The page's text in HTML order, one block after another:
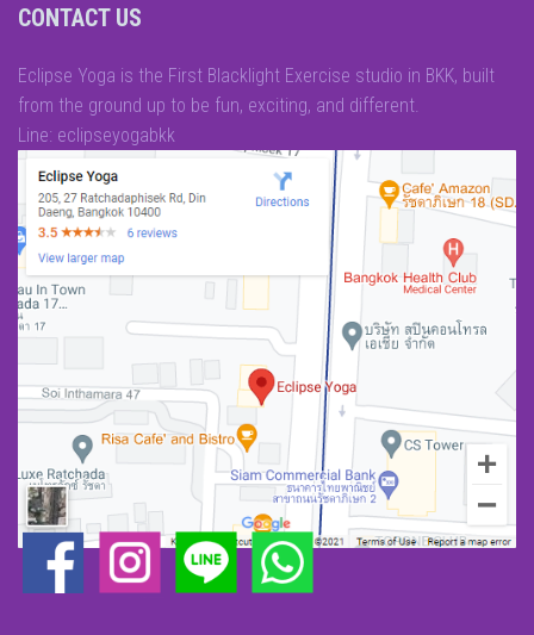
CONTACT US
Eclipse Yoga is the First Blacklight Exercise studio in BKK, built
from the ground up to be fun, exciting, and different.
Line: eclipseyogabkk